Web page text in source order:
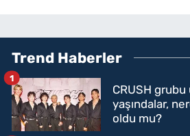
Trend Haberler
CRUSH
yaşındalar,
oldu mu?
1